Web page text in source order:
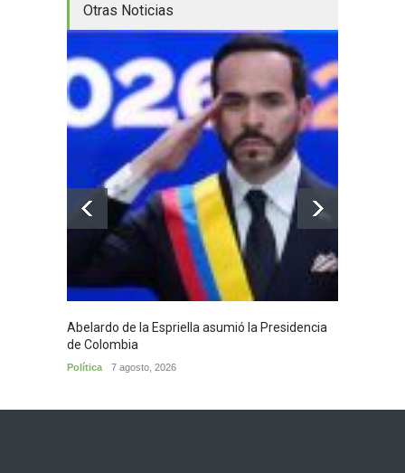
Otras Noticias
Abelardo de la Espriella asumió la Presidencia
de Colombia
Política 7 agosto, 2026